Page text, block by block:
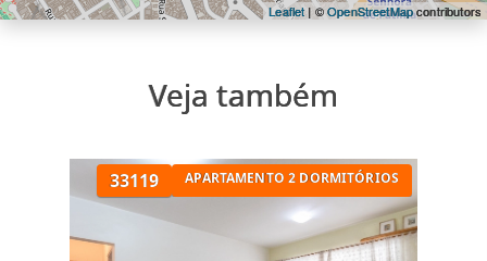
Leaflet | ©OpenStreetMapcontributors
Veja também
33119 APARTAMENTO 2 DORMITÓRIOS